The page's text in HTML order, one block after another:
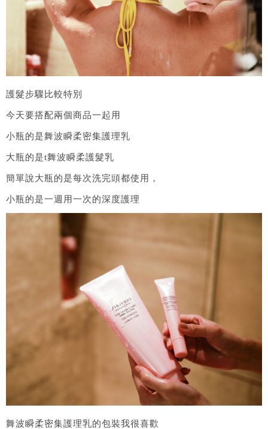
護髮步驟比較特別
今天要搭配兩個商品一起用
小瓶的是舞波瞬柔密集護理乳
大瓶的是t舞波瞬柔護髮乳
簡單說大瓶的是每次洗完頭都使用，
小瓶的是一週用一次的深度護理
舞波瞬柔密集護理乳的包裝我很喜歡